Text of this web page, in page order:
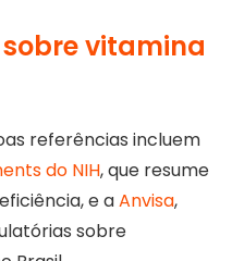
vitamina
referências incluem
do NIH, que resume
e aAnvisa,
sobre